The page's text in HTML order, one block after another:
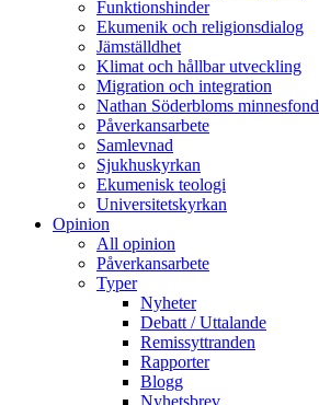
Funktionshinder
Ekumenik och religionsdialog
Jämställdhet
Klimat och hållbar utveckling
Migration och integration
Nathan Söderbloms minnesfond
Påverkansarbete
Samlevnad
Sjukhuskyrkan
Ekumenisk teologi
Universitetskyrkan
Opinion
All opinion
Påverkansarbete
Typer
Nyheter
Debatt / Uttalande
Remissyttranden
Rapporter
Blogg
Nyhetsbrev